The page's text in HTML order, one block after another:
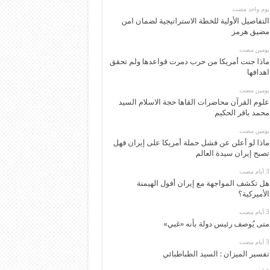
‏يوم واحد مضت
التفاصيل الأولية للخطة الاستراتيجية لضمان امن
مضيق هرمز
‏يومين مضت
ماذا جنت أمريكا من حرب دمرت قواعدها ولم تحقق
اهدافها
‏يومين مضت
علوم القرآن محاضرات القاها حجة الاسلام السيد
محمد باقر الحكيم
‏يومين مضت
ماذا لو أعلن عن فشل حملة أمريكا على إيران فهل
تصبح إيران سيدة العالم
هل تكشف المواجهة مع إيران أفول الهيمنة
الأميركية؟
متى يُوصف رئيس دولة بأنه «غبي»
تفسير الميزان : السيد الطباطبائي